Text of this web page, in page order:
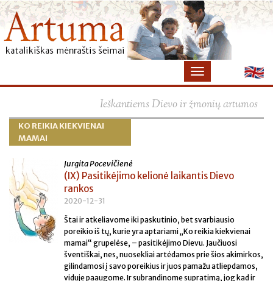
Ieškantiems Dievo ir žmonių artumos
KO REIKIA KIEKVIENAI
MAMAI
Jurgita Pocevičienė
(IX) Pasitikėjimo kelionė laikantis Dievo
rankos
2020-12-31
Štai ir atkeliavome iki paskutinio, bet svarbiausio
poreikio iš tų, kurie yra aptariami „Ko reikia kiekvienai
mamai“ grupelėse, – pasitikėjimo Dievu. Jaučiuosi
šventiškai, nes, nuosekliai artėdamos prie šios akimirkos,
gilindamosi į savo poreikius ir juos pamažu atliepdamos,
viduje paaugome. Ir subrandinome supratimą, jog kad ir
×